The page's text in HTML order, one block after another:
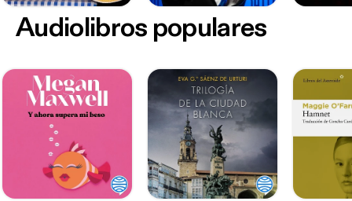
Audiolibros populares